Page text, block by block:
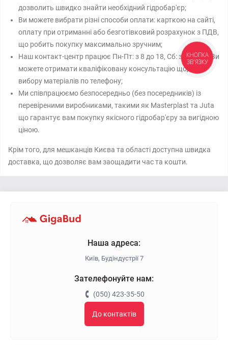
дозволить швидко знайти необхідний гідробар'єр;
Ви можете вибрати різні способи оплати: карткою на сайті,
оплату при отриманні або безготівковий розрахунок з ПДВ,
що робить покупку максимально зручним;
Наш контакт-центр працює Пн-Пт: з 8 до 18, Сб: з 9 до 14. Ви
можете отримати кваліфіковану консультацію щодо
вибору матеріалів по телефону;
Ми співпрацюємо безпосередньо (без посередників) із
перевіреними виробниками, такими як Masterplast та Juta
що гарантує вам покупку якісного гідробар'єру за вигідною
ціною.
Крім того, для мешканців Києва та області доступна швидка
доставка, що дозволяє вам заощадити час та кошти.
Наша адреса:
Київ, Будіндустрії 7
Зателефонуйте нам:
(050) 423-35-50
До контактів
КНОПКА
ЗВ'ЯЗКУ